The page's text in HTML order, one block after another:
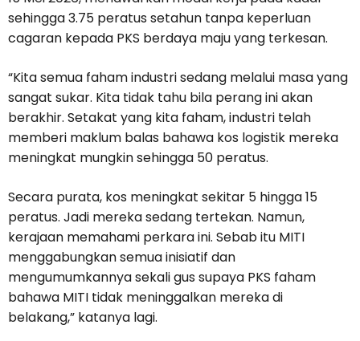
sehingga 3.75 peratus setahun tanpa keperluan
cagaran kepada PKS berdaya maju yang terkesan.
“Kita semua faham industri sedang melalui masa yang
sangat sukar. Kita tidak tahu bila perang ini akan
berakhir. Setakat yang kita faham, industri telah
memberi maklum balas bahawa kos logistik mereka
meningkat mungkin sehingga 50 peratus.
Secara purata, kos meningkat sekitar 5 hingga 15
peratus. Jadi mereka sedang tertekan. Namun,
kerajaan memahami perkara ini. Sebab itu MITI
menggabungkan semua inisiatif dan
mengumumkannya sekali gus supaya PKS faham
bahawa MITI tidak meninggalkan mereka di
belakang,” katanya lagi.